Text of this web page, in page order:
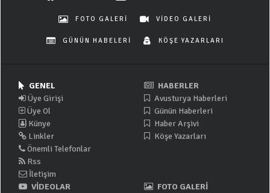
FOTO GALERİ VİDEO GALERİ
GÜNÜN HABELERİ KÖŞE YAZARLARI
GENEL
Üye Girişi
Üye Ol
Künye
Linkler
Önemli Telefonlar
Rss
İletişim
HABERLER
Avusturya Haberleri
Günün Haberleri
Haber Arşivi
Köşe Yazarları
VİDEOLAR
FOTO GALERİ